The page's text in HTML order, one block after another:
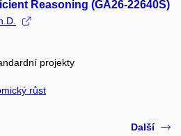
Reasoning (GA26-22640S)
projekty
růst
Další